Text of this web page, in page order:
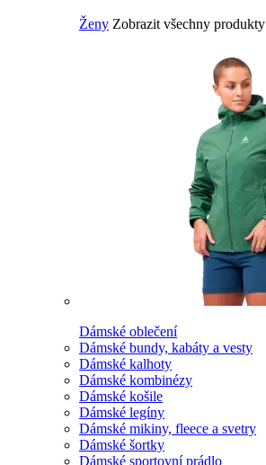
Ženy Zobrazit všechny produkty
Dámské oblečení
Dámské bundy, kabáty a vesty
Dámské kalhoty
Dámské kombinézy
Dámské košile
Dámské legíny
Dámské mikiny, fleece a svetry
Dámské šortky
Dámské sportovní prádlo